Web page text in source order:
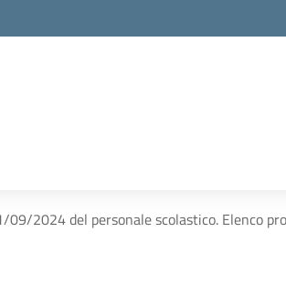
09/2024 del personale scolastico. Elenco